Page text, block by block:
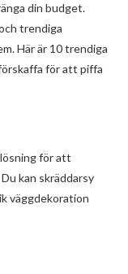
din budget.
trendiga
Här är 10 trendiga
för att piffa
för att
kan skräddarsy
väggdekoration